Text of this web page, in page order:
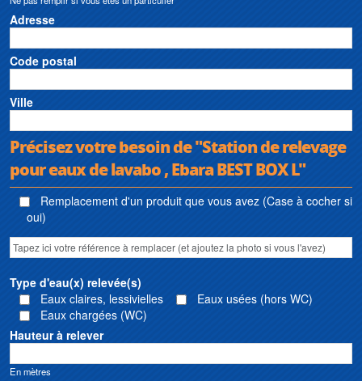
Adresse
Code postal
Ville
Précisez votre besoin de "Station de relevage
pour eaux de lavabo , Ebara BEST BOX L"
Remplacement d'un produit que vous avez (Case à cocher si
oui)
Type d'eau(x) relevée(s)
Eaux claires, lessivielles
Eaux usées (hors WC)
Eaux chargées (WC)
Hauteur à relever
En mètres